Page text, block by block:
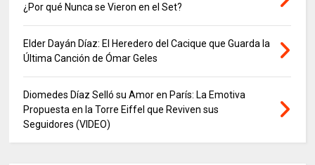
¿Por qué Nunca se Vieron en el Set?
Elder Dayán Díaz: El Heredero del Cacique que Guarda la
Última Canción de Ómar Geles
Diomedes Díaz Selló su Amor en París: La Emotiva
Propuesta en la Torre Eiffel que Reviven sus
Seguidores (VIDEO)